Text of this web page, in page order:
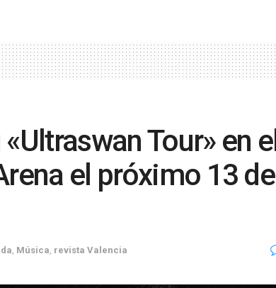
Tour» en el
el próximo 13 de
Música revista Valencia